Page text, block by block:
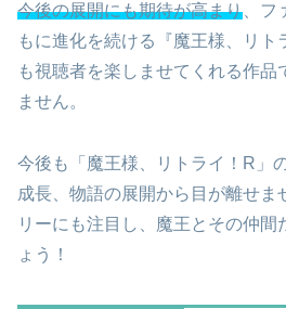
今後の展開にも期待が高まり 、
もに進化を続ける『魔王様、リト
も視聴者を楽しませてくれる作品
ません。
今後も「魔王様、リトライ！R」
成長、物語の展開から目が離せま
リーにも注目し、魔王とその仲間
ょう！